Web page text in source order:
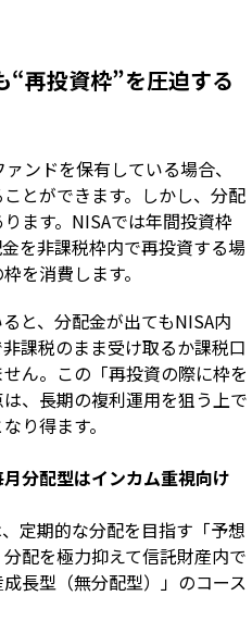
“再投資枠”を圧迫する
ンドを保有している場合、
とができます。しかし、分配
ます。NISAでは年間投資枠
を非課税枠内で再投資する場
を消費します。
と、分配金が出てもNISA内
課税のまま受け取るか課税口
ん。この「再投資の際に枠を
、長期の複利運用を狙う上で
り得ます。
分配型はインカム重視向け
定期的な分配を目指す「予想
配を極力抑えて信託財産内で
長型（無分配型）」のコース